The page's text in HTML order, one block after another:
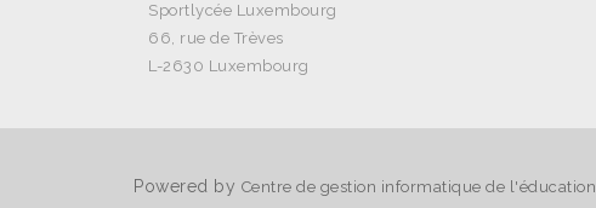
Sportlycée Luxembourg
66, rue de Trèves
L-2630 Luxembourg
Powered by Centre de gestion informatique de l'éducation